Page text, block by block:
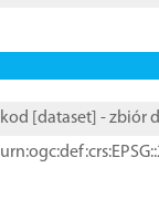
kod [ dataset ] - zbiór